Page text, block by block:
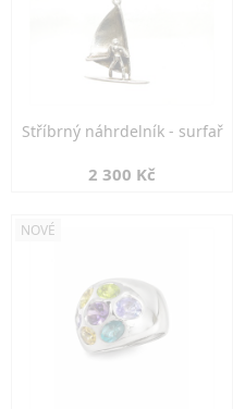
Stříbrný náhrdelník - surfař
2 300 Kč
NOVÉ